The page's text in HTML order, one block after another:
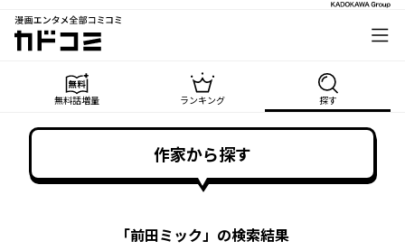
漫画エンタメ全部コミコミ
カドコミ
無料話増量 ランキング 探す
作家から探す
「前田ミック」の検索結果